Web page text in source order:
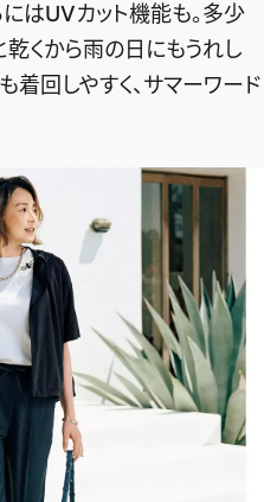
にはUVカット機能も。多少
くから雨の日にもうれし
着回しやすく、サマーワード